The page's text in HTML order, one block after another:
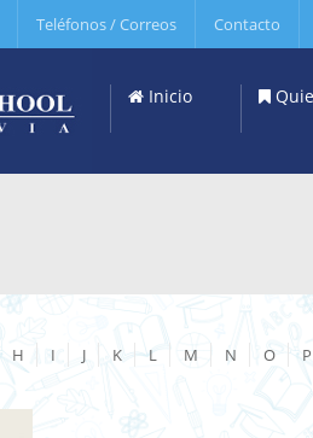
Teléfonos / Correos Contacto
Inicio
H I J K L M N O P